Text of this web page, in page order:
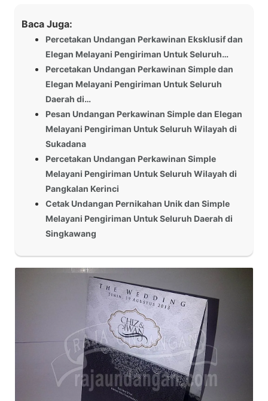
Baca Juga:
Percetakan Undangan Perkawinan Eksklusif dan
Elegan Melayani Pengiriman Untuk Seluruh…
Percetakan Undangan Perkawinan Simple dan
Elegan Melayani Pengiriman Untuk Seluruh
Daerah di…
Pesan Undangan Perkawinan Simple dan Elegan
Melayani Pengiriman Untuk Seluruh Wilayah di
Sukadana
Percetakan Undangan Perkawinan Simple
Melayani Pengiriman Untuk Seluruh Wilayah di
Pangkalan Kerinci
Cetak Undangan Pernikahan Unik dan Simple
Melayani Pengiriman Untuk Seluruh Daerah di
Singkawang